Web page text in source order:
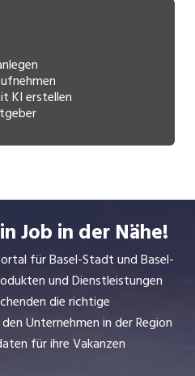
KI erstellen
Job in der Nähe!
für Basel-Stadt und Basel-
und Dienstleistungen
die richtige
Unternehmen in der Region
für ihre Vakanzen